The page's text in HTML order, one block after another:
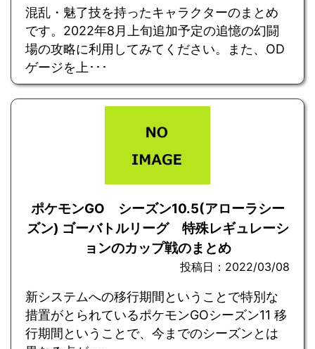
混乱・魅了技を持ったキャラクターのまとめ
です。2022年8月上旬追加予定の追憶の幻闘
場の攻略に利用してみてください。また、OD
ゲージを上･･･
ポケモンGO シーズン10.5(アローラシー
ズン) ゴーバトルリーグ 特殊レギュレーシ
ョンのカップ戦のまとめ
投稿日：2022/03/08
新システムへの移行期間ということで特別な
措置がとられているポケモンGOシーズン11 移
行期間ということで、今までのシーズンとは